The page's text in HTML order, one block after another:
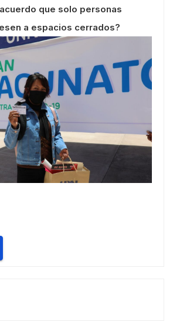
que solo personas
a espacios cerrados?